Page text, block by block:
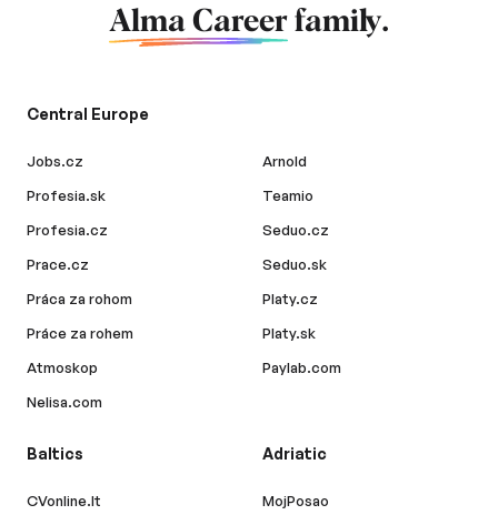
Alma Career family.
Central Europe
Jobs.cz
Profesia.sk
Profesia.cz
Prace.cz
Práca za rohom
Práce za rohem
Atmoskop
Nelisa.com
Arnold
Teamio
Seduo.cz
Seduo.sk
Platy.cz
Platy.sk
Paylab.com
Baltics
CVonline.lt
Adriatic
MojPosao